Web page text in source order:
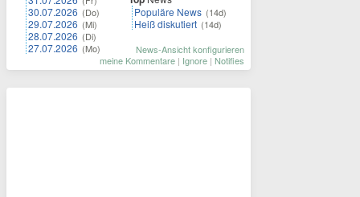
30.07.2026 (Do)
29.07.2026 (Mi)
28.07.2026 (Di)
27.07.2026 (Mo)
Populäre News (14d)
Heiß diskutiert (14d)
News-Ansicht konfigurieren
meine Kommentare | Ignore | Notifies